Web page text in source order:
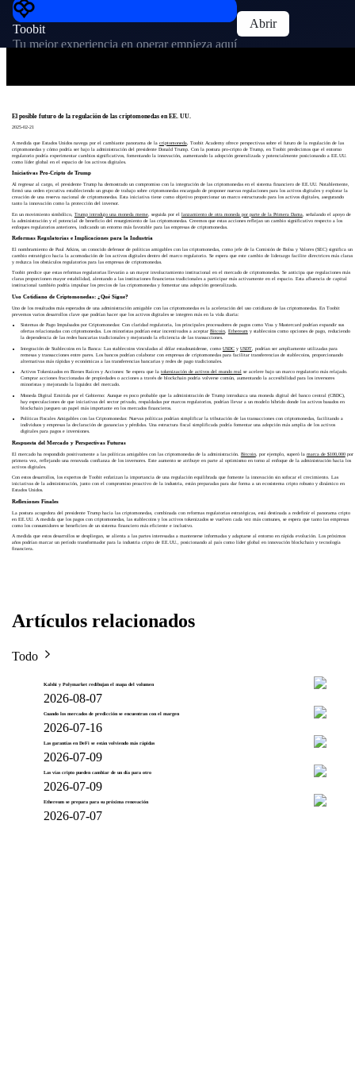
Toobit
Tu mejor experiencia en operar empieza aquí
Abrir
El posible futuro de la regulación de las criptomonedas en EE. UU.
2025-02-21
A medida que Estados Unidos navega por el cambiante panorama de la criptomoneda, Toobit Academy ofrece perspectivas sobre el futuro de la regulación de las
criptomonedas y cómo podría ser bajo la administración del presidente Donald Trump. Con la postura pro-cripto de Trump, en Toobit predecimos que el entorno
regulatorio podría experimentar cambios significativos, fomentando la innovación, aumentando la adopción generalizada y potencialmente posicionando a EE.UU.
como líder global en el espacio de los activos digitales.
Iniciativas Pro-Cripto de Trump
Al regresar al cargo, el presidente Trump ha demostrado un compromiso con la integración de las criptomonedas en el sistema financiero de EE.UU. Notablemente,
firmó una orden ejecutiva estableciendo un grupo de trabajo sobre criptomonedas encargado de proponer nuevas regulaciones para los activos digitales y explorar la
creación de una reserva nacional de criptomonedas. Esta iniciativa tiene como objetivo proporcionar un marco estructurado para los activos digitales, asegurando
tanto la innovación como la protección del inversor.
En un movimiento simbólico, Trump introdujo una moneda meme, seguida por el lanzamiento de otra moneda por parte de la Primera Dama, señalando el apoyo de
la administración y el potencial de beneficio del resurgimiento de las criptomonedas. Creemos que estas acciones reflejan un cambio significativo respecto a los
enfoques regulatorios anteriores, indicando un entorno más favorable para las empresas de criptomonedas.
Reformas Regulatorias e Implicaciones para la Industria
El nombramiento de Paul Atkins, un conocido defensor de políticas amigables con las criptomonedas, como jefe de la Comisión de Bolsa y Valores (SEC) significa un
cambio estratégico hacia la acomodación de los activos digitales dentro del marco regulatorio. Se espera que este cambio de liderazgo facilite directrices más claras
y reduzca los obstáculos regulatorios para las empresas de criptomonedas.
Toobit predice que estas reformas regulatorias llevarán a un mayor involucramiento institucional en el mercado de criptomonedas. Se anticipa que regulaciones más
claras proporcionen mayor estabilidad, alentando a las instituciones financieras tradicionales a participar más activamente en el espacio. Esta afluencia de capital
institucional también podría impulsar los precios de las criptomonedas y fomentar una adopción generalizada.
Uso Cotidiano de Criptomonedas: ¿Qué Sigue?
Uno de los resultados más esperados de una administración amigable con las criptomonedas es la aceleración del uso cotidiano de las criptomonedas. En Toobit
prevemos varios desarrollos clave que podrían hacer que los activos digitales se integren más en la vida diaria:
Sistemas de Pago Impulsados por Criptomonedas: Con claridad regulatoria, los principales procesadores de pagos como Visa y Mastercard podrían expandir sus
ofertas relacionadas con criptomonedas. Los minoristas podrían estar incentivados a aceptar Bitcoin, Ethereumy stablecoins como opciones de pago, reduciendo
la dependencia de las redes bancarias tradicionales y mejorando la eficiencia de las transacciones.
Integración de Stablecoins en la Banca: Las stablecoins vinculadas al dólar estadounidense, como USDCy USDT, podrían ser ampliamente utilizadas para
remesas y transacciones entre pares. Los bancos podrían colaborar con empresas de criptomonedas para facilitar transferencias de stablecoins, proporcionando
alternativas más rápidas y económicas a las transferencias bancarias y redes de pago tradicionales.
Activos Tokenizados en Bienes Raíces y Acciones: Se espera que la tokenización de activos del mundo real
se acelere bajo un marco regulatorio más relajado.
Comprar acciones fraccionadas de propiedades o acciones a través de blockchain podría volverse común, aumentando la accesibilidad para los inversores
minoristas y mejorando la liquidez del mercado.
Moneda Digital Emitida por el Gobierno: Aunque es poco probable que la administración de Trump introduzca una moneda digital del banco central (CBDC),
hay especulaciones de que iniciativas del sector privado, respaldadas por marcos regulatorios, podrían llevar a un modelo híbrido donde los activos basados en
blockchain jueguen un papel más importante en los mercados financieros.
Políticas Fiscales Amigables con las Criptomonedas: Nuevas políticas podrían simplificar la tributación de las transacciones con criptomonedas, facilitando a
individuos y empresas la declaración de ganancias y pérdidas. Una estructura fiscal simplificada podría fomentar una adopción más amplia de los activos
digitales para pagos e inversiones.
Respuesta del Mercado y Perspectivas Futuras
El mercado ha respondido positivamente a las políticas amigables con las criptomonedas de la administración. Bitcoin, por ejemplo, superó la marca de $100,000por
primera vez, reflejando una renovada confianza de los inversores. Este aumento se atribuye en parte al optimismo en torno al enfoque de la administración hacia los
activos digitales.
Con estos desarrollos, los expertos de Toobit enfatizan la importancia de una regulación equilibrada que fomente la innovación sin sofocar el crecimiento. Las
iniciativas de la administración, junto con el compromiso proactivo de la industria, están preparadas para dar forma a un ecosistema cripto robusto y dinámico en
Estados Unidos.
Reflexiones Finales
La postura acogedora del presidente Trump hacia las criptomonedas, combinada con reformas regulatorias estratégicas, está destinada a redefinir el panorama cripto
en EE.UU. A medida que los pagos con criptomonedas, las stablecoins y los activos tokenizados se vuelven cada vez más comunes, se espera que tanto las empresas
como los consumidores se beneficien de un sistema financiero más eficiente e inclusivo.
A medida que estos desarrollos se despliegan, se alienta a las partes interesadas a mantenerse informadas y adaptarse al entorno en rápida evolución. Los próximos
años podrían marcar un período transformador para la industria cripto de EE.UU., posicionando al país como líder global en innovación blockchain y tecnología
financiera.
Artículos relacionados
Todo
Kalshi y Polymarket redibujan el mapa del volumen
2026-08-07
Cuando los mercados de predicción se encuentran con el margen
2026-07-16
Las garantías en DeFi se están volviendo más rápidas
2026-07-09
Las vías cripto pueden cambiar de un día para otro
2026-07-09
Ethereum se prepara para su próxima renovación
2026-07-07